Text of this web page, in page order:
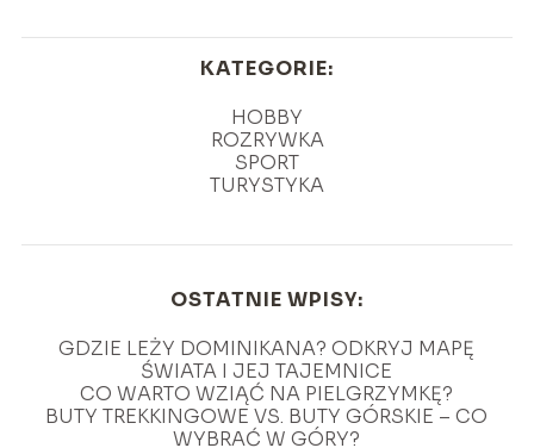
KATEGORIE:
HOBBY
ROZRYWKA
SPORT
TURYSTYKA
OSTATNIE WPISY:
GDZIE LEŻY DOMINIKANA? ODKRYJ MAPĘ
ŚWIATA I JEJ TAJEMNICE
CO WARTO WZIĄĆ NA PIELGRZYMKĘ?
BUTY TREKKINGOWE VS. BUTY GÓRSKIE – CO
WYBRAĆ W GÓRY?